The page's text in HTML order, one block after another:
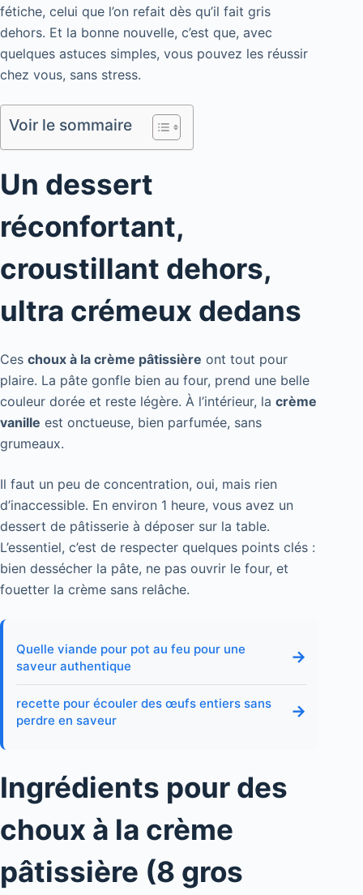
fétiche, celui que l’on refait dès qu’il fait gris
dehors. Et la bonne nouvelle, c’est que, avec
quelques astuces simples, vous pouvez les réussir
chez vous, sans stress.
Voir le sommaire
Un dessert
réconfortant,
croustillant dehors,
ultra crémeux dedans
Ces choux à la crème pâtissière ont tout pour
plaire. La pâte gonfle bien au four, prend une belle
couleur dorée et reste légère. À l’intérieur, la crème
vanille est onctueuse, bien parfumée, sans
grumeaux.
Il faut un peu de concentration, oui, mais rien
d’inaccessible. En environ 1 heure, vous avez un
dessert de pâtisserie à déposer sur la table.
L’essentiel, c’est de respecter quelques points clés :
bien dessécher la pâte, ne pas ouvrir le four, et
fouetter la crème sans relâche.
Quelle viande pour pot au feu pour une
saveur authentique
→
recette pour écouler des œufs entiers sans
perdre en saveur
→
Ingrédients pour des
choux à la crème
pâtissière (8 gros